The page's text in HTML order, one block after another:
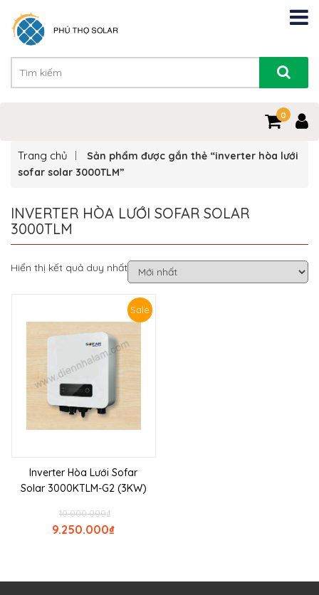
0
Trang chủ
Sản phẩm được gắn thẻ “inverter hòa lưới
sofar solar 3000TLM”
INVERTER HÒA LƯỚI SOFAR SOLAR
3000TLM
Hiển thị kết quả duy nhất
Sale
Inverter Hòa Lưới Sofar
Solar 3000KTLM-G2 (3KW)
₫
10.000.000
₫
9.250.000